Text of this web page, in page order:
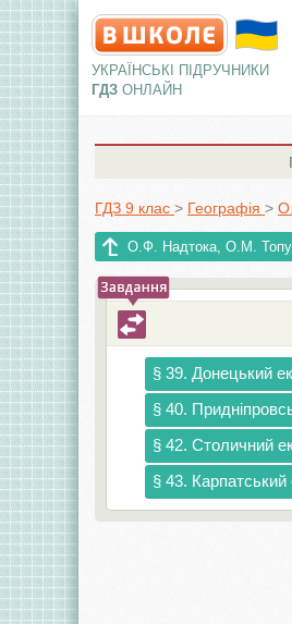
УКРАЇНСЬКІ ПІДРУЧНИКИ
ГДЗ ОНЛАЙН
ГДЗ 9 клас > Географія >
О.Ф. Надтока, О.М.
§ 39. Донецький
§ 40.
§ 42. Столичний
§ 43. Карпатський